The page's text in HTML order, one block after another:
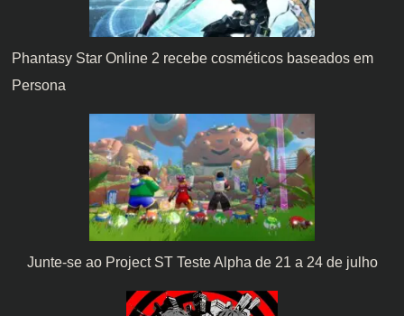
Phantasy Star Online 2 recebe cosméticos baseados em
Persona
Junte-se ao Project ST Teste Alpha de 21 a 24 de julho